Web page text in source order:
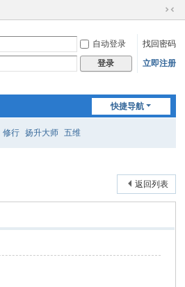
切
到
窄
自动登录
找回密码
登录 立即注册
快捷导航
修行 扬升大师 五维
返回列表